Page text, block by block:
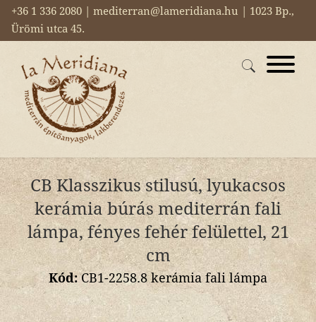
+36 1 336 2080 | mediterran@lameridiana.hu | 1023 Bp.,
Ürömi utca 45.
CB Klasszikus stilusú, lyukacsos
kerámia búrás mediterrán fali
lámpa, fényes fehér felülettel, 21
cm
Kód:CB1-2258.8 kerámia fali lámpa